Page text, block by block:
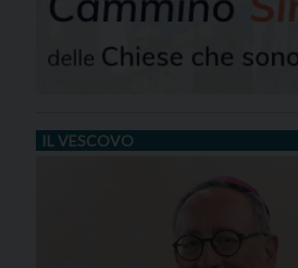
IL VESCOVO